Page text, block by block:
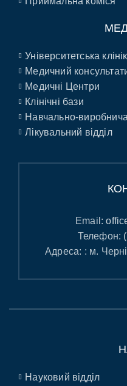
Університетська
Медичний
Медичні Центри
Клінічні бази
Навчально-
Лікувальний відділ
Email:
Телефон:
Адреса: : м.
Науковий відділ